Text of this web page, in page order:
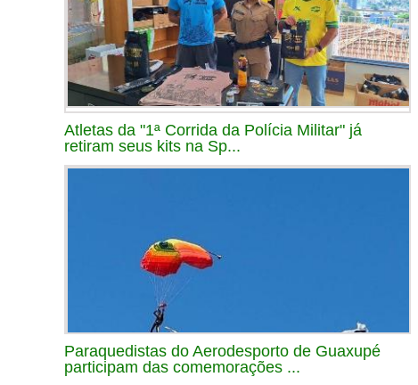
Atletas da "1ª Corrida da Polícia Militar" já
retiram seus kits na Sp...
Paraquedistas do Aerodesporto de Guaxupé
participam das comemorações ...